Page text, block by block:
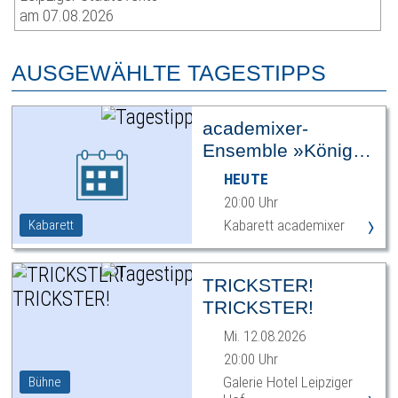
am 07.08.2026
AUSGEWÄHLTE TAGESTIPPS
Kabarett
academixer-
Ensemble »König
Ödipus«
HEUTE
20:00 Uhr
Kabarett academixer
›
Bühne
TRICKSTER!
TRICKSTER!
Mi. 12.08.2026
20:00 Uhr
Galerie Hotel Leipziger